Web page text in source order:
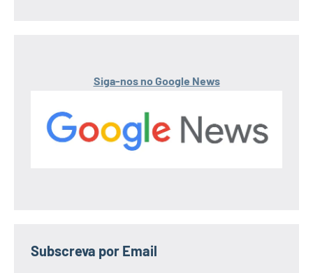
Siga-nos no Google News
Subscreva por Email